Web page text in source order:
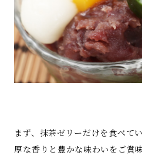
まず、抹茶ゼリーだけを食べて
厚な香りと豊かな味わいをご賞